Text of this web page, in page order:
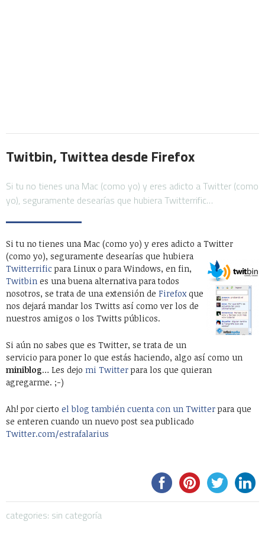
Twitbin, Twittea desde Firefox
Si tu no tienes una Mac (como yo) y eres adicto a Twitter (como
yo), seguramente desearías que hubiera Twitterrific…
Si tu no tienes una Mac (como yo) y eres adicto a Twitter
(como yo), seguramente desearías que hubiera
Twitterrificpara Linux o para Windows, en fin,
Twitbin es una buena alternativa para todos
nosotros, se trata de una extensión de Firefoxque
nos dejará mandar los Twitts así como ver los de
nuestros amigos o los Twitts públicos.
Si aún no sabes que es Twitter, se trata de un
servicio para poner lo que estás haciendo, algo así como un
miniblog… Les dejo mi Twitterpara los que quieran
agregarme. ;-)
Ah! por cierto el blog también cuenta con un Twitterpara que
se enteren cuando un nuevo post sea publicado
Twitter.com/estrafalarius
categories: sin categoría